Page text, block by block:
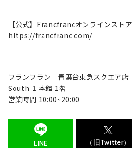
【公式】Francfrancオンラインストア
https://francfranc.com/
フランフラン 青葉台東急スクエア店
South-1 本館 1階
営業時間 10:00~20:00
LINE （旧Twitter）